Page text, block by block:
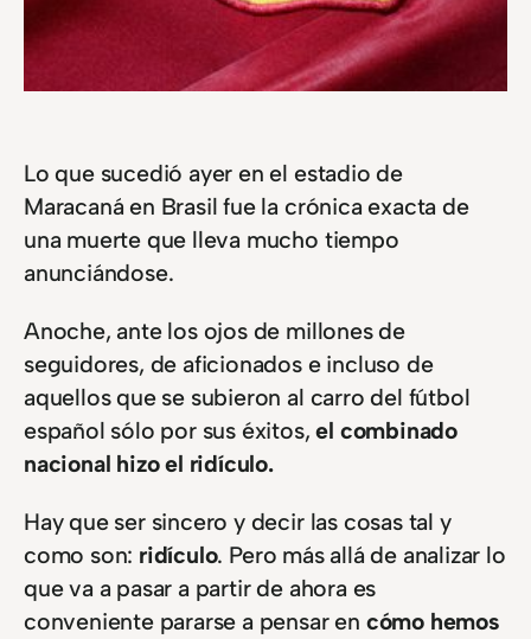
Lo que sucedió ayer en el estadio de
Maracaná en Brasil fue la crónica exacta de
una muerte que lleva mucho tiempo
anunciándose.
Anoche, ante los ojos de millones de
seguidores, de aficionados e incluso de
aquellos que se subieron al carro del fútbol
español sólo por sus éxitos,el combinado
nacional hizo el ridículo.
Hay que ser sincero y decir las cosas tal y
como son: ridículo. Pero más allá de analizar lo
que va a pasar a partir de ahora es
conveniente pararse a pensar en cómo hemos